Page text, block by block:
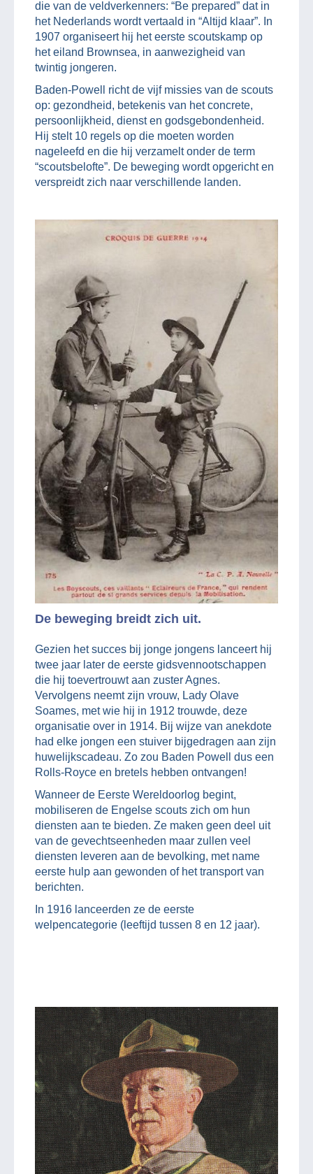
die van de veldverkenners: “Be prepared” dat in
het Nederlands wordt vertaald in “Altijd klaar”. In
1907 organiseert hij het eerste scoutskamp op
het eiland Brownsea, in aanwezigheid van
twintig jongeren.
Baden-Powell richt de vijf missies van de scouts
op: gezondheid, betekenis van het concrete,
persoonlijkheid, dienst en godsgebondenheid.
Hij stelt 10 regels op die moeten worden
nageleefd en die hij verzamelt onder de term
“scoutsbelofte”. De beweging wordt opgericht en
verspreidt zich naar verschillende landen.
De beweging breidt zich uit.
Gezien het succes bij jonge jongens lanceert hij
twee jaar later de eerste gidsvennootschappen
die hij toevertrouwt aan zuster Agnes.
Vervolgens neemt zijn vrouw, Lady Olave
Soames, met wie hij in 1912 trouwde, deze
organisatie over in 1914. Bij wijze van anekdote
had elke jongen een stuiver bijgedragen aan zijn
huwelijkscadeau. Zo zou Baden Powell dus een
Rolls-Royce en bretels hebben ontvangen!
Wanneer de Eerste Wereldoorlog begint,
mobiliseren de Engelse scouts zich om hun
diensten aan te bieden. Ze maken geen deel uit
van de gevechtseenheden maar zullen veel
diensten leveren aan de bevolking, met name
eerste hulp aan gewonden of het transport van
berichten.
In 1916 lanceerden ze de eerste
welpencategorie (leeftijd tussen 8 en 12 jaar).